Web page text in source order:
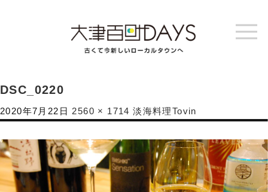
DSC_0220
2020年7月22日 2560 × 1714 淡海料理Tovin